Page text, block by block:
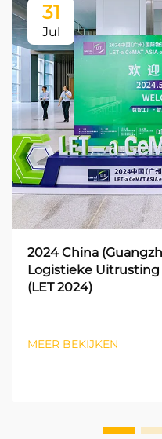
31
Jul
2024 China
Logistieke Uitrusting
(LET 2024)
MEER BEKIJKEN